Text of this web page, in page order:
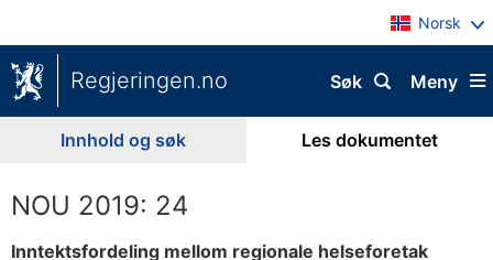
Norsk
Regjeringen.no Meny
Søk
Innhold og søk Les dokumentet
NOU 2019: 24
Inntektsfordeling mellom regionale helseforetak